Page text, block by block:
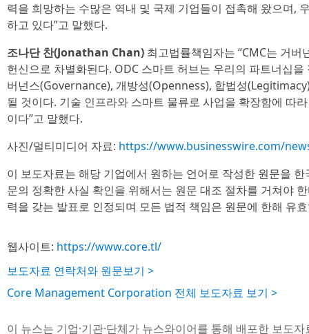
력을 희망하는 수많은 역내 및 국제 기업들이 접촉해 왔으며,
하고 있다”고 말했다.
조나단 찬(Jonathan Chan) 최고법률책임자는 “CMC는 거
헌신으로 차별화된다. ODC 스마트 허브는 우리의 파트너십을
버넌스(Governance), 개방성(Openness), 합법성
될 것이다. 기술 인프라와 스마트 물류로 사업을 확장함에 따
이다”고 말했다.
사진/멀티미디어 자료: https://www.businesswire.com/
이 보도자료는 해당 기업에서 원하는 언어로 작성한 원문을
문의 정확한 사실 확인을 위해서는 원문 대조 절차를 거쳐야
력을 갖는 발표로 인정되며 모든 법적 책임은 원문에 한해 유
웹사이트: https://www.core.tl/
보도자료 연락처와 원문보기 >
Core Management Corporation 전체 보도자료 보기 >
이 뉴스는 기업·기관·단체가 뉴스와이어를 통해 배포한 보도